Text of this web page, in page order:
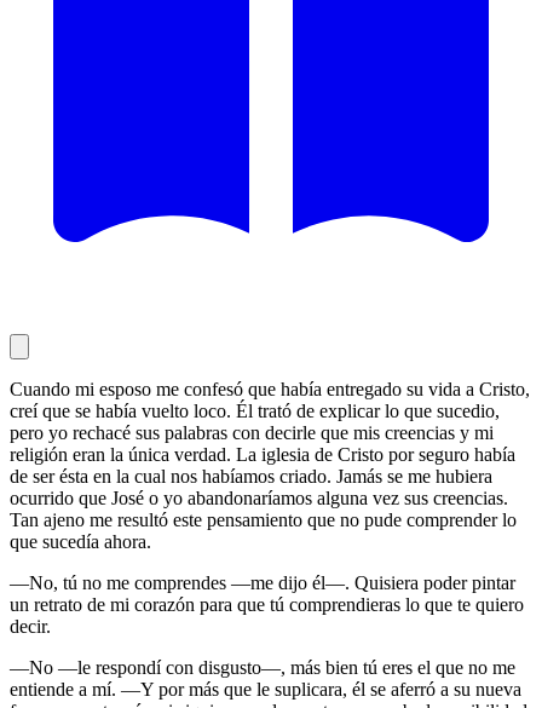
Cuando mi esposo me confesó que había entregado su vida a Cristo,
creí que se había vuelto loco. Él trató de explicar lo que sucedio,
pero yo rechacé sus palabras con decirle que mis creencias y mi
religión eran la única verdad. La iglesia de Cristo por seguro había
de ser ésta en la cual nos habíamos criado. Jamás se me hubiera
ocurrido que José o yo abandonaríamos alguna vez sus creencias.
Tan ajeno me resultó este pensamiento que no pude comprender lo
que sucedía ahora.
—No, tú no me comprendes —me dijo él—. Quisiera poder pintar
un retrato de mi corazón para que tú comprendieras lo que te quiero
decir.
—No —le respondí con disgusto—, más bien tú eres el que no me
entiende a mí. —Y por más que le suplicara, él se aferró a su nueva